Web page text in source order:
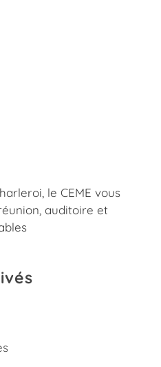
le CEME vous
auditoire et